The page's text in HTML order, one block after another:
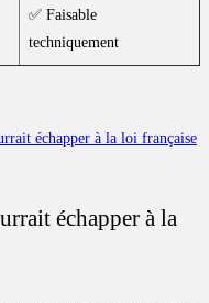
✅ Faisable
techniquement
échapper à la loi française
échapper à la